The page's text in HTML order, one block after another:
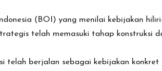
(BOI) yang menilai kebijakan
telah memasuki tahap konstruksi
berjalan sebagai kebijakan